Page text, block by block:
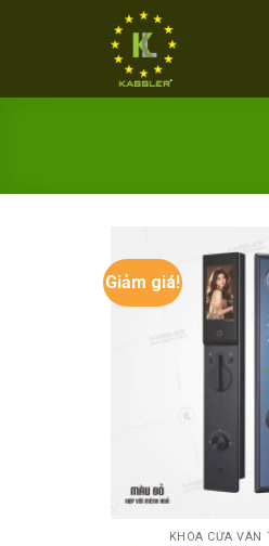
Giảm giá!
KHÓA CỬA VÂN